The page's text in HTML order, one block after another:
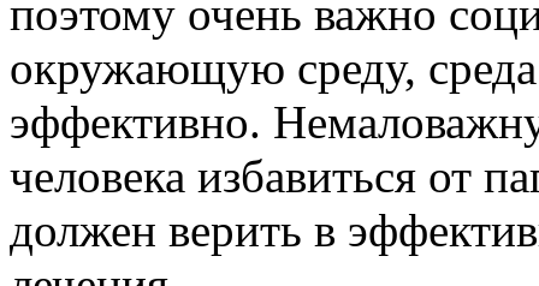
поэтому очень важно
окружающую среду, среда
эффективно.
человека избавиться от
должен верить в